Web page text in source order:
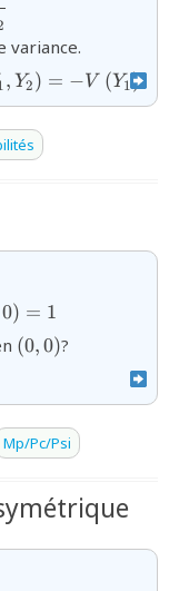
variance.
, Y2 ) = −V (Y1).
0) = 1
{(0,0)}
(0, 0)?
Mp/Pc/Psi